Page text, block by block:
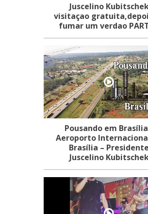
Juscelino
visitaçao
fumar um
Pousando em
Aeroporto
Brasília – Presidente
Juscelino